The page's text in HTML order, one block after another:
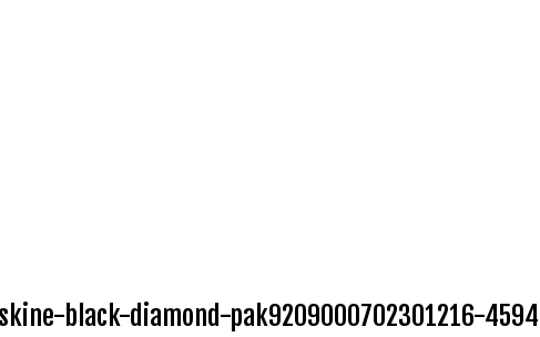
black-diamond-pak9209000702301216-